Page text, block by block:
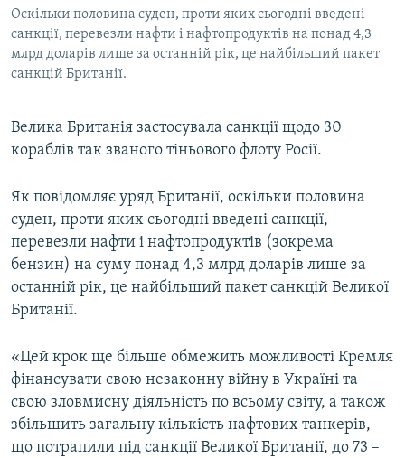
КРИМ РЕАЛІЇ
РУС
УКР
ДОЛУЧАЙСЯ!
Усі сайти RFE/RL
Оскільки половина суден, проти яких сьогодні введені
санкції, перевезли нафти і нафтопродуктів на понад 4,3
млрд доларів лише за останній рік, це найбільший пакет
санкцій Британії.
Велика Британія застосувала санкції щодо 30
кораблів так званого тіньового флоту Росії.
Як повідомляє уряд Британії, оскільки половина
суден, проти яких сьогодні введені санкції,
перевезли нафти і нафтопродуктів (зокрема
бензин) на суму понад 4,3 млрд доларів лише за
останній рік, це найбільший пакет санкцій Великої
Британії.
«Цей крок ще більше обмежить можливості Кремля
фінансувати свою незаконну війну в Україні та
свою зловмисну діяльність по всьому світу, а також
збільшить загальну кількість нафтових танкерів,
що потрапили під санкції Великої Британії, до 73 –